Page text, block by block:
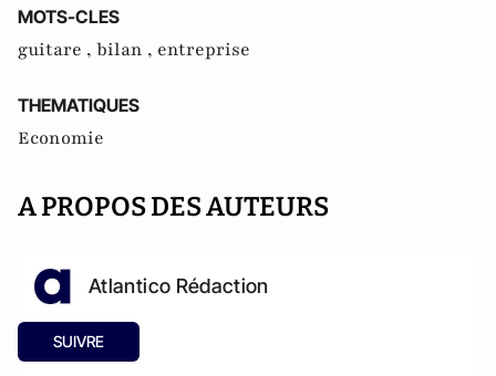
MOTS-CLES
guitare , bilan , entreprise
THEMATIQUES
Economie
A PROPOS DES AUTEURS
Atlantico Rédaction
SUIVRE